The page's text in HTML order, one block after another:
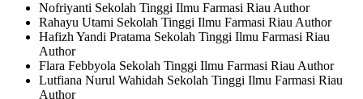
Nofriyanti Sekolah Tinggi Ilmu Farmasi Riau Author
Rahayu Utami Sekolah Tinggi Ilmu Farmasi Riau Author
Hafizh Yandi Pratama Sekolah Tinggi Ilmu Farmasi Riau
Author
Flara Febbyola Sekolah Tinggi Ilmu Farmasi Riau Author
Lutfiana Nurul Wahidah Sekolah Tinggi Ilmu Farmasi Riau
Author